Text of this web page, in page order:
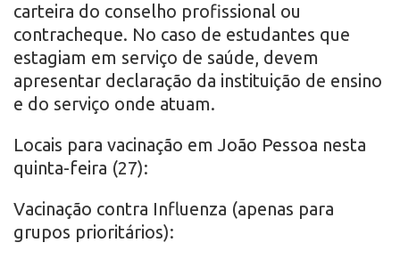
carteira do conselho profissional ou
contracheque. No caso de estudantes que
estagiam em serviço de saúde, devem
apresentar declaração da instituição de ensino
e do serviço onde atuam.
Locais para vacinação em João Pessoa nesta
quinta-feira (27):
Vacinação contra Influenza (apenas para
grupos prioritários):